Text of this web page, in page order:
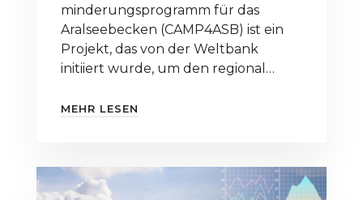
CAMP4ASB
minderungsprogramm für das
Aralseebecken (CAMP4ASB) ist ein
Projekt, das von der Weltbank
initiiert wurde, um den regional
verbesserten
teilnehmenden zentralasiatischen
Ländern zu verbessern.
MEHR LESEN